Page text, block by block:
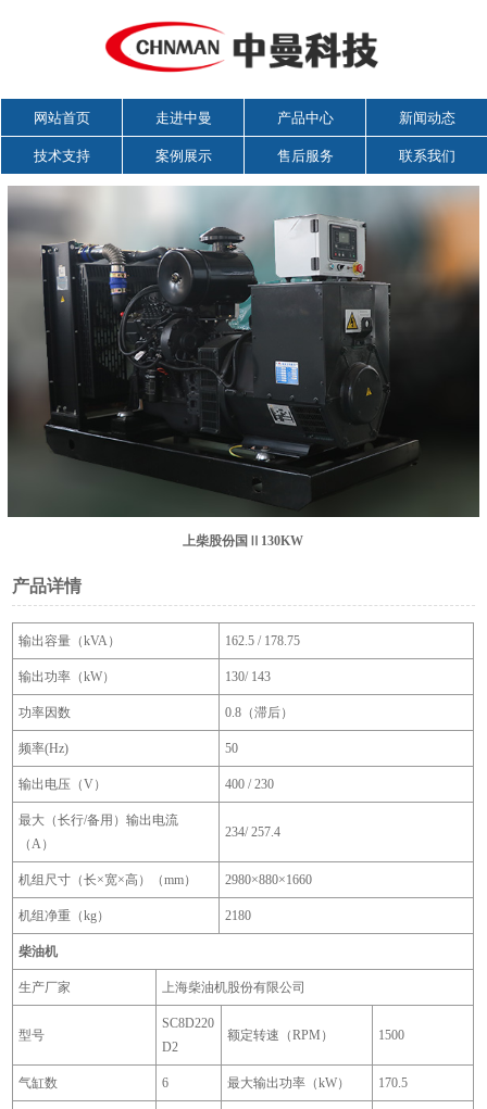
网站首页 走进中曼 产品中心 新闻动态
技术支持 案例展示 售后服务 联系我们
上柴股份国Ⅱ130KW
产品详情
输出容量（kVA） 162.5 / 178.75
输出功率（kW） 130/ 143
功率因数 0.8（滞后）
频率(Hz) 50
输出电压（V） 400 / 230
最大（长行/备用）输出电流
（A）
234/ 257.4
机组尺寸（长×宽×高）（mm） 2980×880×1660
机组净重（kg） 2180
柴油机
生产厂家 上海柴油机股份有限公司
型号
SC8D220
D2
额定转速（RPM） 1500
气缸数 6 最大输出功率（kW） 170.5